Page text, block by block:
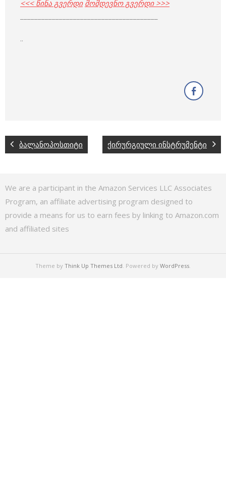
<<< წინა გვერდი მომდევნო გვერდი >>>
..
ბალანოპოსთიტი ქირურგიული ინსტრუმენტი
We are a participant in the Amazon Services LLC Associates
Program, an affiliate advertising program designed to
provide a means for us to earn fees by linking to Amazon.com
and affiliated sites
Theme by Think Up Themes Ltd. Powered by WordPress.